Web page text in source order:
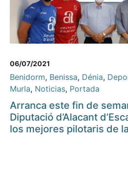
06/07/2021
Benidorm, Benissa, Dénia,
Murla, Noticias, Portada
Arranca este fin de
Diputació d’Alacant
los mejores pilotaris de